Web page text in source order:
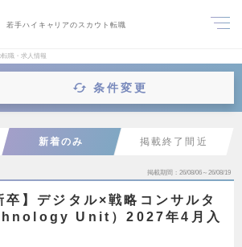
若手ハイキャリアのスカウト転職
職・求人情報
条件変更
新着のみ 掲載終了間近
掲載期間 26/08/06～26/08/19
卒】デジタル×戦略コンサルタ
Unit）2027年4月入